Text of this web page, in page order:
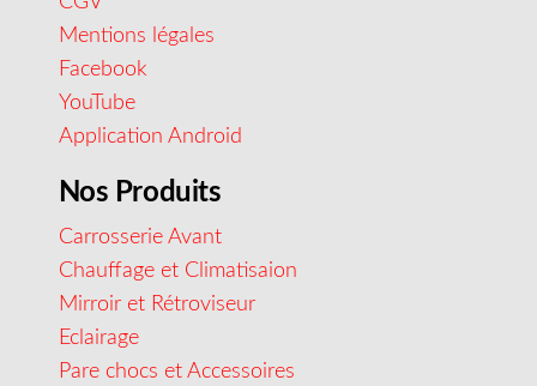
Mentions légales
Facebook
YouTube
Application Android
Nos Produits
Carrosserie Avant
Chauffage et Climatisaion
Mirroir et Rétroviseur
Eclairage
Pare chocs et Accessoires